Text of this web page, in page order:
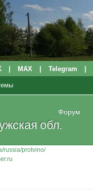
МАХ Telegram
russia/protvino/
обл.
Форум